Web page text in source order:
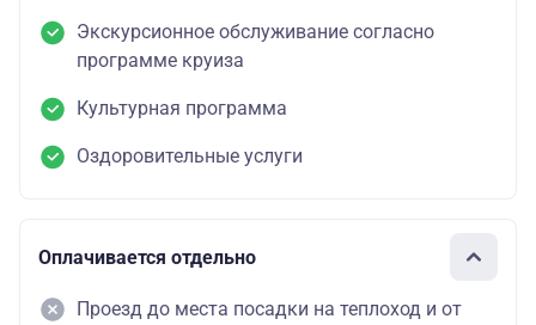
Экскурсионное обслуживание согласно
программе круиза
Культурная программа
Оздоровительные услуги
Оплачивается отдельно
Проезд до места посадки на теплоход и от